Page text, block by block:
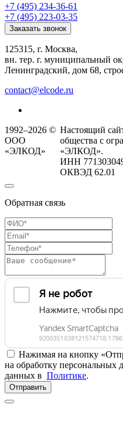
+7 (495) 234-36-61
+7 (495) 223-03-35
Заказать звонок
125315, г. Москва,
вн. тер. г. муниципальный
Ленинградский, дом 68,
contact@elcode.ru
1992–2026 ©
ООО
«ЭЛКОД»
Настоящий
общества с
«ЭЛКОД».
ИНН
ОКВЭД 62.01
Обратная связь
Нажимая на кнопку
на обработку персональных
данных в Политике.
Отправить